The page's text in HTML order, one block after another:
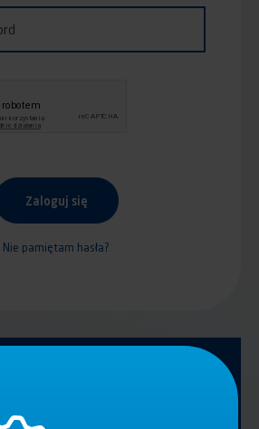
Zaloguj się
Nie pamiętam hasła?